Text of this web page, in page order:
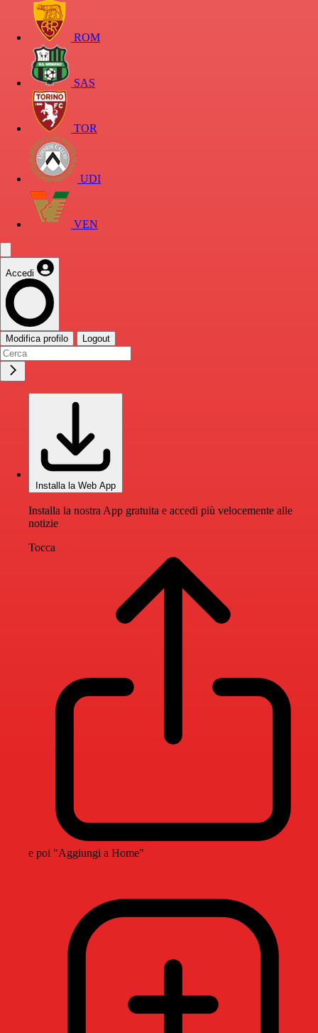
ROM
SAS
TOR
UDI
VEN
Accedi
Modifica profilo Logout
Installa la Web App
Installa la nostra App gratuita e accedi più velocemente alle
notizie
Tocca
e poi "Aggiungi a Home"